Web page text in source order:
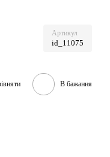
Артикул
id_11075
В бажання